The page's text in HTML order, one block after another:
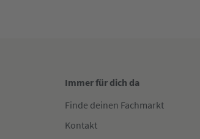
Immer für dich da
Finde deinen Fachmarkt
Kontakt